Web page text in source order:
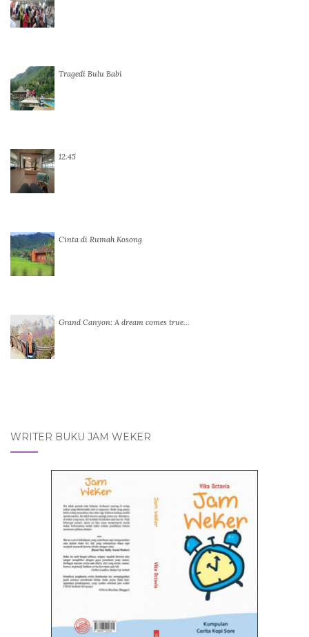
Tragedi Bulu Babi
12.45
Cinta di Rumah Kosong
Grand Canyon: A dream comes true…
WRITER BUKU JAM WEKER